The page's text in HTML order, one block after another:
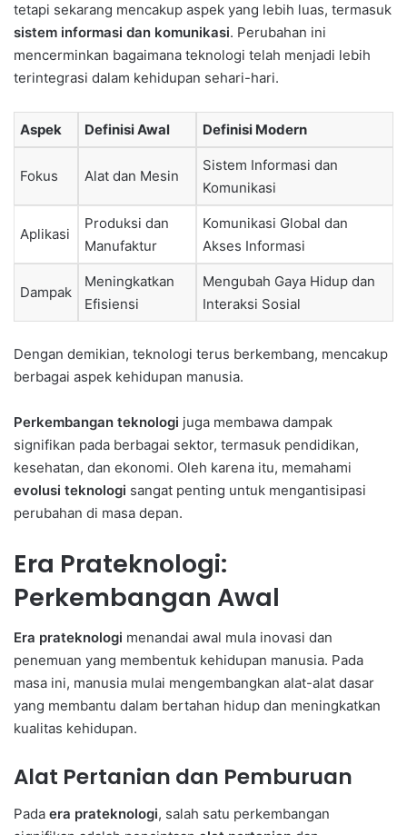
tetapi sekarang mencakup aspek yang lebih luas, termasuk
sistem informasi dan komunikasi. Perubahan ini
mencerminkan bagaimana teknologi telah menjadi lebih
terintegrasi dalam kehidupan sehari-hari.
Aspek Definisi Awal Definisi Modern
Fokus Alat dan Mesin
Sistem Informasi dan
Komunikasi
Aplikasi
Produksi dan
Manufaktur
Komunikasi Global dan
Akses Informasi
Dampak
Meningkatkan
Efisiensi
Mengubah Gaya Hidup dan
Interaksi Sosial
Dengan demikian, teknologi terus berkembang, mencakup
berbagai aspek kehidupan manusia.
Perkembangan teknologi juga membawa dampak
signifikan pada berbagai sektor, termasuk pendidikan,
kesehatan, dan ekonomi. Oleh karena itu, memahami
evolusi teknologi sangat penting untuk mengantisipasi
perubahan di masa depan.
Era Prateknologi:
Perkembangan Awal
Era prateknologi menandai awal mula inovasi dan
penemuan yang membentuk kehidupan manusia. Pada
masa ini, manusia mulai mengembangkan alat-alat dasar
yang membantu dalam bertahan hidup dan meningkatkan
kualitas kehidupan.
Alat Pertanian dan Pemburuan
Pada era prateknologi, salah satu perkembangan